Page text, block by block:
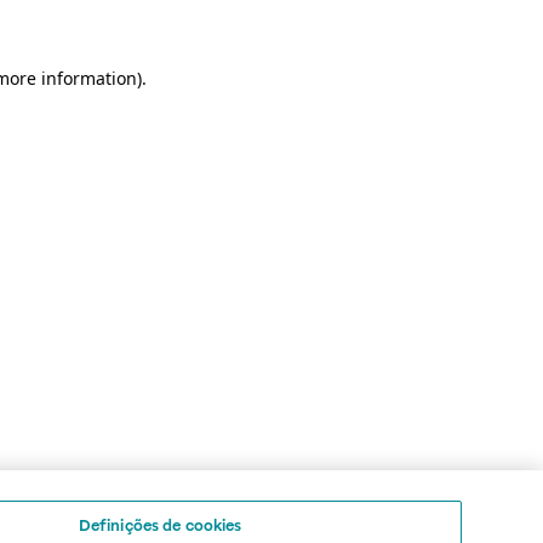
information).
Definições de cookies